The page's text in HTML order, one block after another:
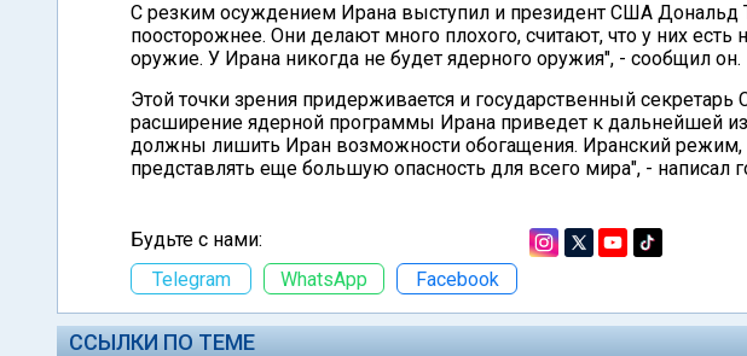
С резким осуждением Ирана выступил и президент США Дональд
поосторожнее. Они делают много плохого, считают, что у них
оружие. У Ирана никогда не будет ядерного оружия", - сообщил он.
Этой точки зрения придерживается и государственный
расширение ядерной программы Ирана приведет к дальнейшей
должны лишить Иран возможности обогащения. Иранский
представлять еще большую опасность для всего мира", - написал
Будьте с нами:
Telegram
WhatsApp Facebook
ССЫЛКИ ПО ТЕМЕ